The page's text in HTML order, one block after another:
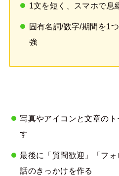
1文を短く、スマホで息
固有名詞/数字/期間を1
強
写真やアイコンと文章のト
す
最後に「質問歓迎」「フ
話のきっかけを作る